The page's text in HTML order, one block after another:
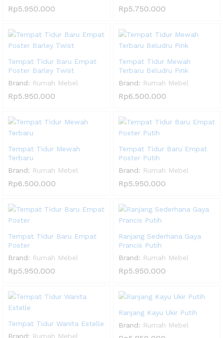
Rp5.950.000 Rp5.750.000
Tempat Tidur Baru Empat
Poster Barley Twist
Brand: Rumah Mebel
Rp5.950.000
Tempat Tidur Mewah
Terbaru Beludru Pink
Brand: Rumah Mebel
Rp6.500.000
Tempat Tidur Mewah
Terbaru
Brand: Rumah Mebel
Rp6.500.000
Tempat Tidur Baru Empat
Poster Putih
Brand: Rumah Mebel
Rp5.950.000
Tempat Tidur Baru Empat
Poster
Brand: Rumah Mebel
Rp5.950.000
Ranjang Sederhana Gaya
Prancis Putih
Brand: Rumah Mebel
Rp5.950.000
Tempat Tidur Wanita Estelle
Brand: Rumah Mebel
Ranjang Kayu Ukir Putih
Brand: Rumah Mebel